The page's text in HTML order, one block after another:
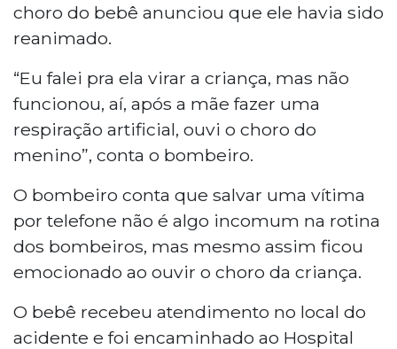
choro do bebê anunciou que ele havia sido
reanimado.
“Eu falei pra ela virar a criança, mas não
funcionou, aí, após a mãe fazer uma
respiração artificial, ouvi o choro do
menino”, conta o bombeiro.
O bombeiro conta que salvar uma vítima
por telefone não é algo incomum na rotina
dos bombeiros, mas mesmo assim ficou
emocionado ao ouvir o choro da criança.
O bebê recebeu atendimento no local do
acidente e foi encaminhado ao Hospital